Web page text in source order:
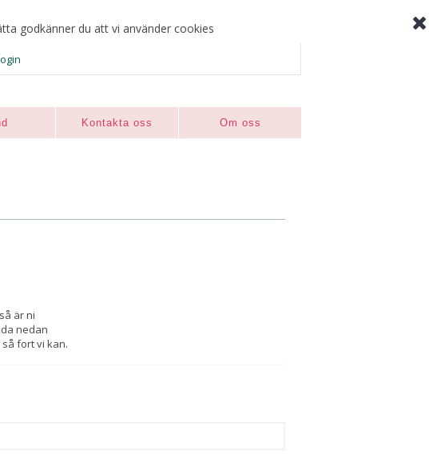
godkänner du att vi använder cookies
Kontakta oss Om oss
är ni
nedan
fort vi kan.